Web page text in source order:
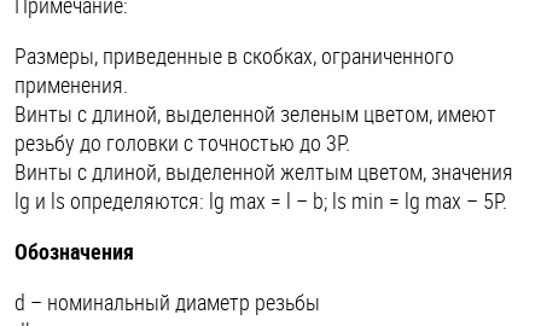
Размеры, приведенные в скобках, ограниченного
применения.
Винты с длиной, выделенной зеленым цветом, имеют
резьбу до головки с точностью до 3P.
Винты с длиной, выделенной желтым цветом, значения
lg и ls определяются: lg max = l – b; ls min = lg max – 5P.
Обозначения
d – номинальный диаметр резьбы